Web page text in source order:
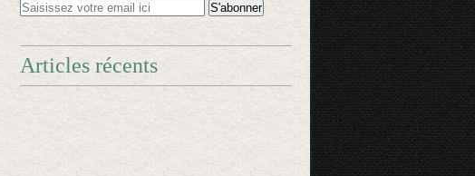
Articles récents